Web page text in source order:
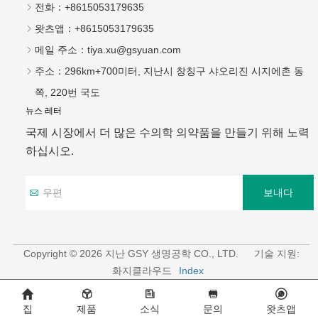
전화： +8615053179635
왓츠앱： +8615053179635
메일 주소： tiya.xu@gsyuan.com
주소： 296km+700미터, 지난시 창칭구 샤오리진 시지에촌 동
쪽, 220번 국도
뉴스 레터
국제 시장에서 더 많은 수의학 의약품을 만들기 위해 노력
하십시오.
보내다
Copyright © 2026 지난 GSY 생명공학 CO., LTD.
기술 지원:
화지클라우드
Index
집 제품 소식 문의 왓츠앱